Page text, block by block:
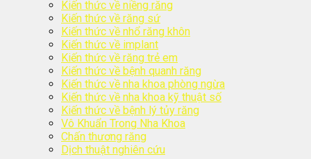
Kiến thức về niềng răng
Kiến thức về răng sứ
Kiến thức về nhổ răng khôn
Kiến thức về implant
Kiến thức về răng trẻ em
Kiến thức về bệnh quanh răng
Kiến thức về nha khoa phòng ngừa
Kiến thức về nha khoa kỹ thuật số
Kiến thức về bệnh lý tủy răng
Vô Khuẩn Trong Nha Khoa
Chấn thương răng
Dịch thuật nghiên cứu